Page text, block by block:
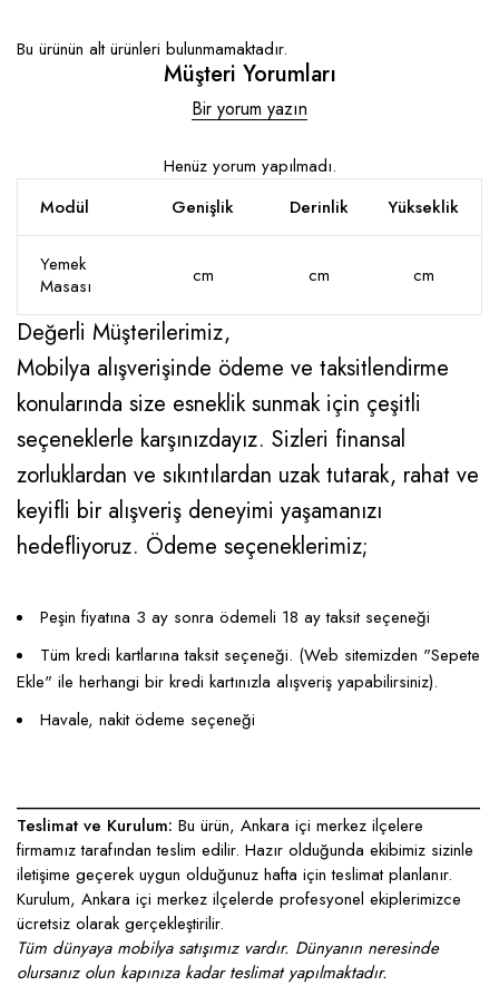
Bu ürünün alt ürünleri bulunmamaktadır.
Müşteri Yorumları
Bir yorum yazın
Henüz yorum yapılmadı.
Modül
Genişlik Derinlik Yükseklik
Yemek
Masası
cm cm cm
Değerli Müşterilerimiz,
Mobilya alışverişinde ödeme ve taksitlendirme
konularında size esneklik sunmak için çeşitli
seçeneklerle karşınızdayız. Sizleri finansal
zorluklardan ve sıkıntılardan uzak tutarak, rahat ve
keyifli bir alışveriş deneyimi yaşamanızı
hedefliyoruz. Ödeme seçeneklerimiz;
Peşin fiyatına 3 ay sonra ödemeli 18 ay taksit seçeneği
Tüm kredi kartlarına taksit seçeneği. (Web sitemizden "Sepete
Ekle" ile herhangi bir kredi kartınızla alışveriş yapabilirsiniz).
Havale, nakit ödeme seçeneği
____________________________________________________
Teslimat ve Kurulum: Bu ürün, Ankara içi merkez ilçelere
firmamız tarafından teslim edilir. Hazır olduğunda ekibimiz sizinle
iletişime geçerek uygun olduğunuz hafta için teslimat planlanır.
Kurulum, Ankara içi merkez ilçelerde profesyonel ekiplerimizce
ücretsiz olarak gerçekleştirilir.
Tüm dünyaya mobilya satışımız vardır. Dünyanın neresinde
olursanız olun kapınıza kadar teslimat yapılmaktadır.